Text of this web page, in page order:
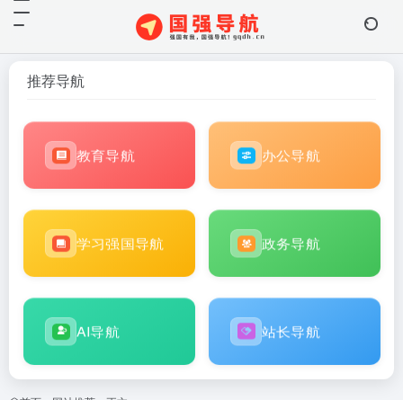
推荐导航
教育导航 办公导航
学习强国导航 政务导航
AI导航 站长导航